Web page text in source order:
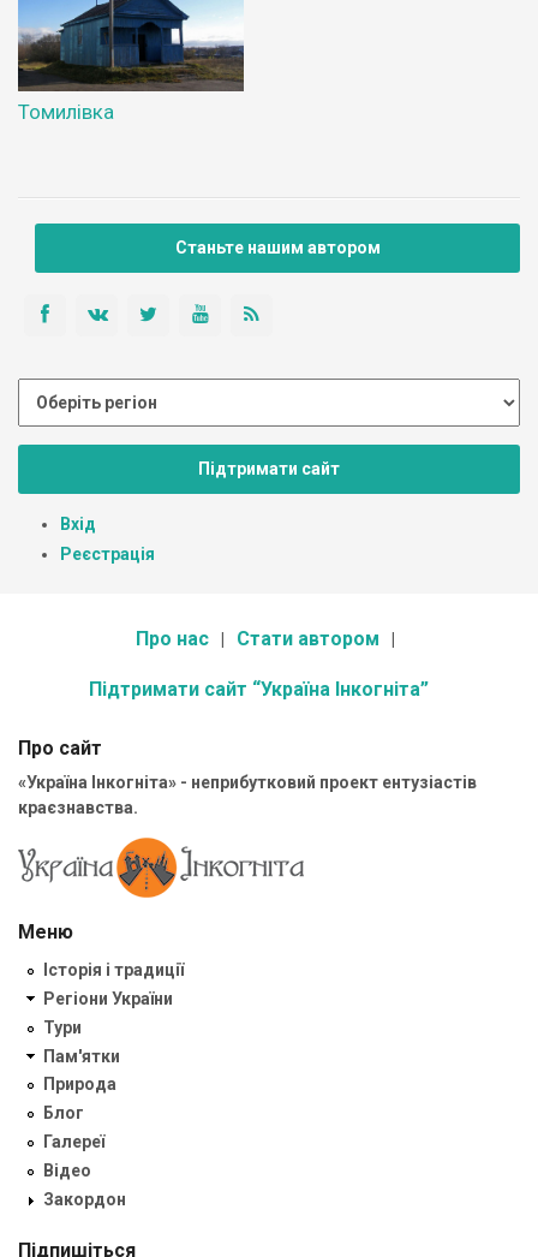
Томилівка
Станьте нашим автором
Підтримати сайт
Вхід
Реєстрація
Про нас Стати автором
Підтримати сайт “Україна Інкогніта”
Про сайт
«Україна Інкогніта» - неприбутковий проект ентузіастів
краєзнавства.
Меню
Історія і традиції
Регіони України
Тури
Пам'ятки
Природа
Блог
Галереї
Відео
Закордон
Підпишіться